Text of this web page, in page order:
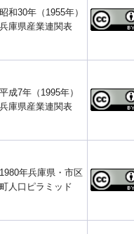
昭和30年（1955年）
兵庫県産業連関表
平成7年（1995年）
兵庫県産業連関表
1980年兵庫県・市区
町人口ピラミッド